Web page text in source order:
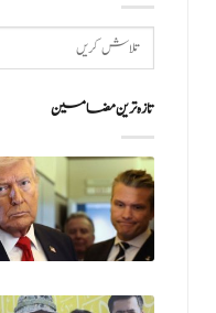
تازہ ترین مضامین